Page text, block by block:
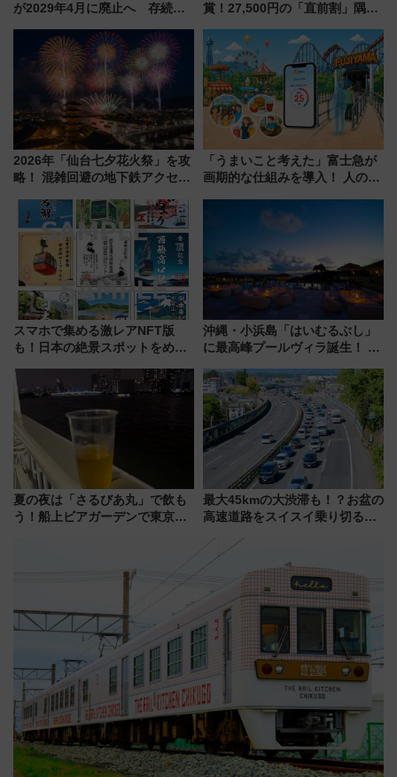
が2029年4月に廃止へ 存続協
賞！27,500円の「直前割」隅田
メも持ち込みOK
2026年「仙台七夕花火祭」を攻
略！ 混雑回避の地下鉄アクセス
火前に楽しむ仙台観光ルートま
で解説！
「うまいこと考えた」富士急が
画期的な仕組みを導入！ 人のか
スマホで集める激レアNFT版
も！日本の絶景スポットをめぐ
ん)」企画がスタート
沖縄・小浜島「はいむるぶし」
に最高峰プールヴィラ誕生！ 石
美旅「何もしない贅沢」を体験
してみない？
夏の夜は「さるびあ丸」で飲も
う！船上ビアガーデンで東京湾
最大45kmの大渋滞も！？お盆の
高速道路をスイスイ乗り切る快